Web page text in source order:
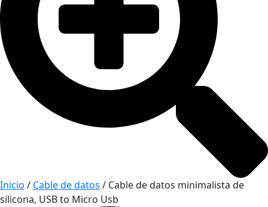
Inicio / Cable de datos / Cable de datos minimalista de
silicona, USB to Micro Usb